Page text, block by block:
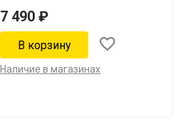
7 490 ₽
Наличие в магазинах